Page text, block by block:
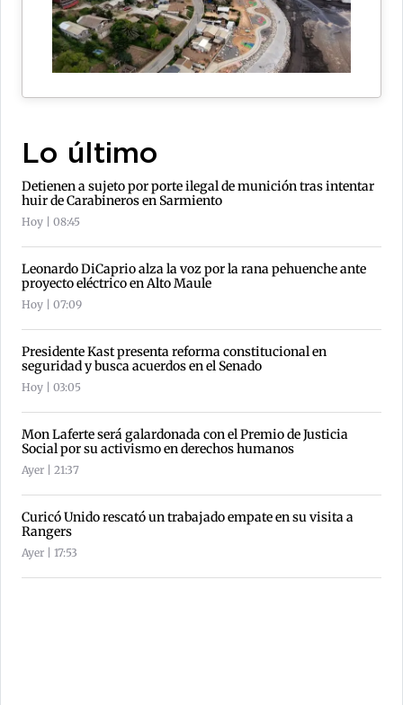
Lo último
Detienen a sujeto por porte ilegal de munición tras intentar
huir de Carabineros en Sarmiento
Hoy | 08:45
Leonardo DiCaprio alza la voz por la rana pehuenche ante
proyecto eléctrico en Alto Maule
Hoy | 07:09
Presidente Kast presenta reforma constitucional en
seguridad y busca acuerdos en el Senado
Hoy | 03:05
Mon Laferte será galardonada con el Premio de Justicia
Social por su activismo en derechos humanos
Ayer | 21:37
Curicó Unido rescató un trabajado empate en su visita a
Rangers
Ayer | 17:53